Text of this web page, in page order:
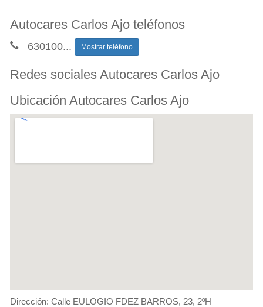
Autocares Carlos Ajo teléfonos
630100... Mostrar teléfono
Redes sociales Autocares Carlos Ajo
Ubicación Autocares Carlos Ajo
Dirección: Calle EULOGIO FDEZ BARROS, 23, 2ºH